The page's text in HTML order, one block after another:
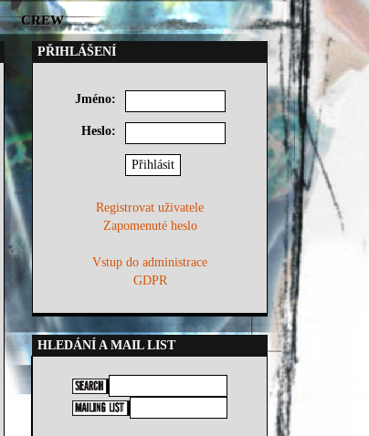
CREW
PŘIHLÁŠENÍ
Jméno:
Heslo:
Registrovat uživatele
Zapomenuté heslo
Vstup do administrace
GDPR
HLEDÁNÍ A MAIL LIST